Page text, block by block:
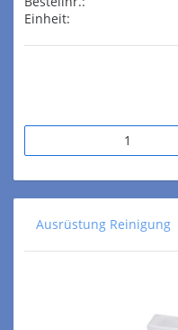
Einheit:
Ausrüstung Reinigung